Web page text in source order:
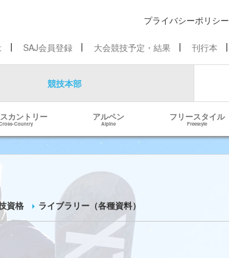
プライバシーポリシー
SAJ会員登録 大会競技予定・結果 刊行本
競技本部
カントリー
Country
アルペン
Alpine
フリースタイル
Freestyle
資格 ライブラリー（各種資料）